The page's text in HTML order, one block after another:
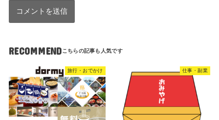
RECOMMEND
旅行・おでかけ 仕事・副業